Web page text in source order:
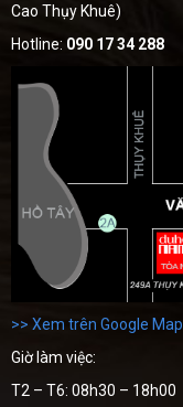
Cao Thụy Khuê)
Hotline: 090 17 34 288
>> Xem trên Google Map
Giờ làm việc:
T2 – T6: 08h30 – 18h00